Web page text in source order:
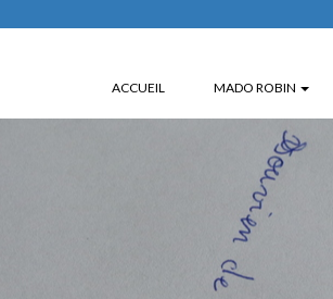
ACCUEIL MADO ROBIN